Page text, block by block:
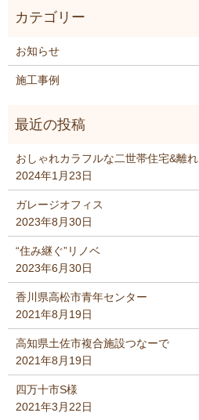
お知らせ
施工事例
おしゃれカラフルな二世帯住宅&離れ
2024年1月23日
ガレージオフィス
2023年8月30日
“住み継ぐ”リノベ
2023年6月30日
香川県高松市青年センター
2021年8月19日
高知県土佐市複合施設つなーで
2021年8月19日
四万十市S様
2021年3月22日